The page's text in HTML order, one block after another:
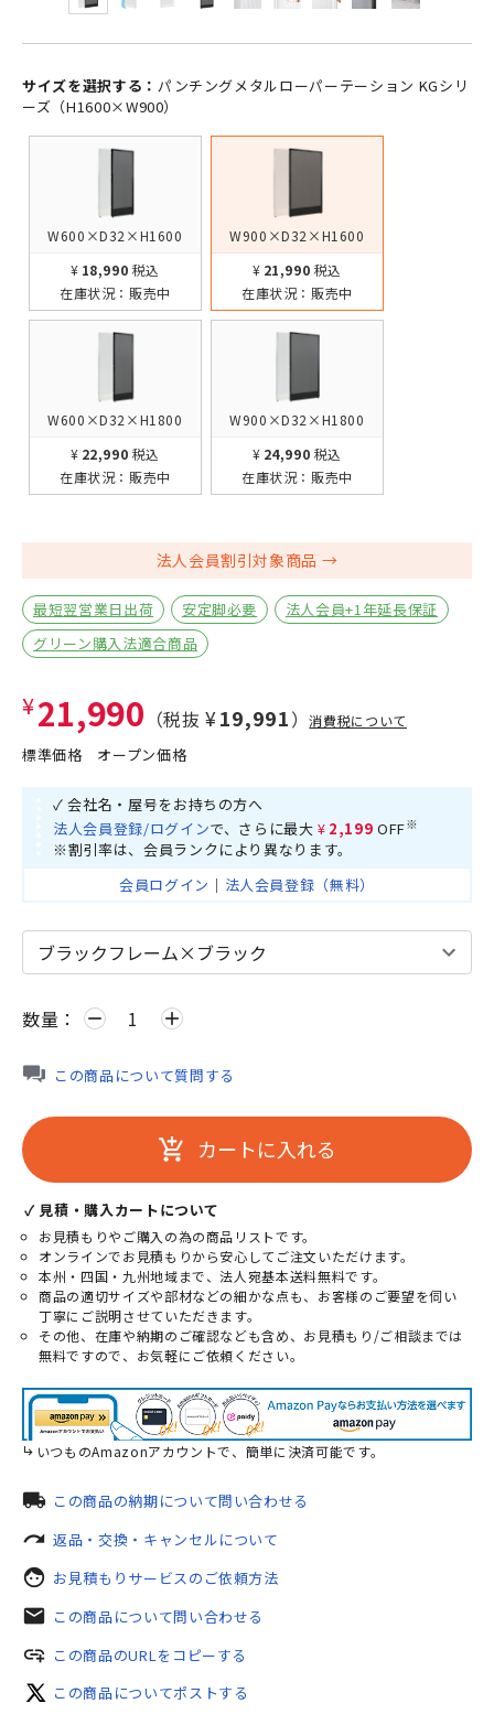
サイズを選択する： パンチングメタルローパーテーション KGシリ
ーズ（H1600×W900）
W600×D32×H1600
¥18,990 税込
在庫状況： 販売中
W900×D32×H1600
¥21,990 税込
在庫状況： 販売中
W600×D32×H1800
¥22,990 税込
在庫状況： 販売中
W900×D32×H1800
¥24,990 税込
在庫状況： 販売中
法人会員割引対象商品
最短翌営業日出荷 安定脚必要
法人会員+1年延長保証
グリーン購入法適合商品
¥21,990 （税抜 ¥19,991）消費税について
標準価格 オープン価格
✓ 会社名・屋号をお持ちの方へ
法人会員登録/ログインで、さらに最大 ¥2,199 OFF※
※割引率は、会員ランクにより異なります。
会員ログイン ｜ 法人会員登録（無料）
数量： remove add
この商品について質問する
add_shopping_cart カートに入れる
✓ 見積・購入カートについて
お見積もりやご購入の為の商品リストです。
オンラインでお見積もりから安心してご注文いただけます。
本州・四国・九州地域まで、法人宛基本送料無料です。
商品の適切サイズや部材などの細かな点も、お客様のご要望を伺い
丁寧にご説明させていただきます。
その他、在庫や納期のご確認なども含め、お見積もり/ご相談までは
無料ですので、お気軽にご依頼ください。
いつものAmazonアカウントで、簡単に決済可能です。
local_shipping この商品の納期について問い合わせる
redo 返品・交換・キャンセルについて
face お見積もりサービスのご依頼方法
mail この商品について問い合わせる
add_link この商品のURLをコピーする
この商品についてポストする